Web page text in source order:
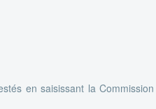
en saisissant la